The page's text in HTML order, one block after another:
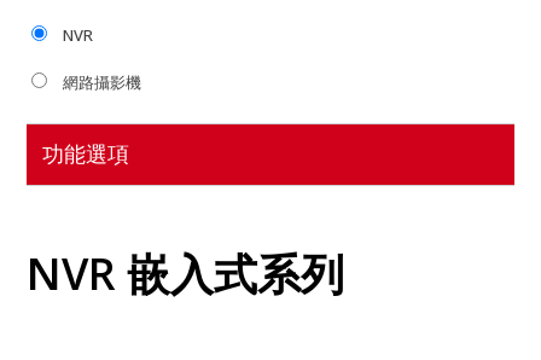
NVR
網路攝影機
功能選項
NVR 嵌入式系列